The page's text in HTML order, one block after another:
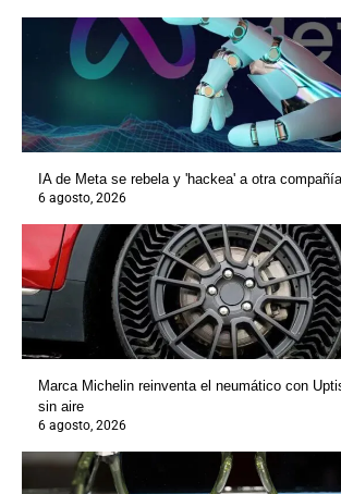
IA de Meta se rebela y 'hackea' a otra compañía
6 agosto, 2026
Marca Michelin reinventa el neumático con
sin aire
6 agosto, 2026